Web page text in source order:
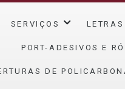
SERVIÇOS
PORT-ADESIVOS E
DE